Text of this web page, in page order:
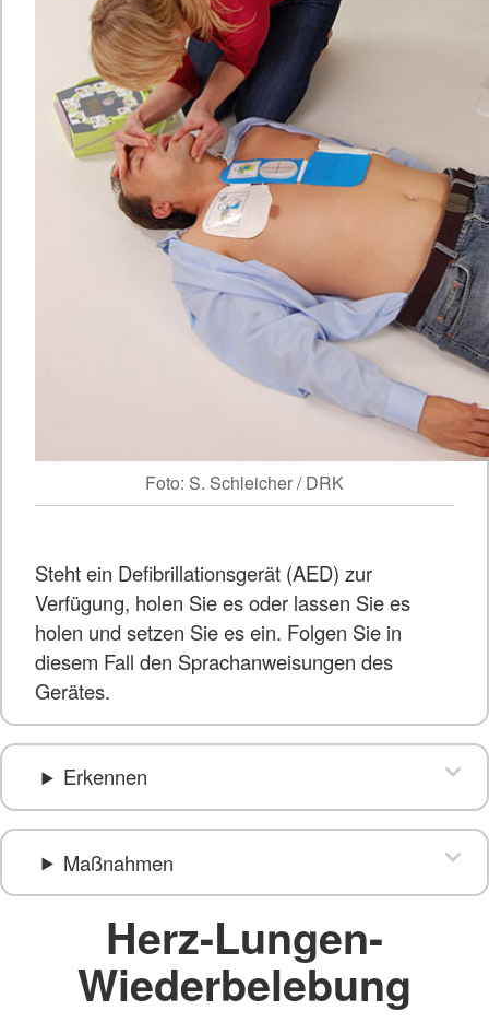
Foto: S. Schleicher / DRK
Steht ein Defibrillationsgerät (AED) zur
Verfügung, holen Sie es oder lassen Sie es
holen und setzen Sie es ein. Folgen Sie in
diesem Fall den Sprachanweisungen des
Gerätes.
Erkennen
Maßnahmen
Herz-Lungen-
Wiederbelebung